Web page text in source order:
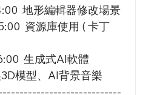
地形編輯器修改場景
資源庫使用 ( 卡丁
生成式AI軟體
模型、AI背景音樂